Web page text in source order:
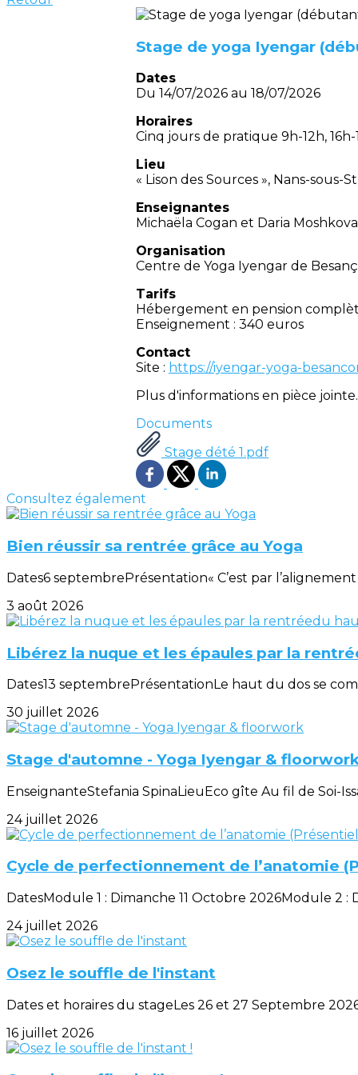
Stage de yoga Iyengar
Dates
Du 14/07/2026 au 18/07/2026
Horaires
Cinq jours de pratique 9h-12h, 16h-
Lieu
« Lison des Sources », Nans-sous-
Enseignantes
Michaëla Cogan et Daria Moshkova
Organisation
Centre de Yoga Iyengar de
Tarifs
Hébergement en pension
Enseignement : 340 euros
Contact
Site : https://iyengar-yoga-
Plus d'informations en pièce jointe.
Documents
Stage dété 1.pdf
Consultez également
Bien réussir sa rentrée grâce au Yoga
Dates6 septembrePrésentation« C’est par
3 août 2026
Libérez la nuque et les épaules par la
Dates13 septembrePrésentationLe haut du dos se
30 juillet 2026
Stage d'automne - Yoga Iyengar &
EnseignanteStefania SpinaLieuEco gîte Au fil de Soi-
24 juillet 2026
Cycle de perfectionnement de l’anatomie
DatesModule 1 : Dimanche 11 Octobre 2026Module 2
24 juillet 2026
Osez le souffle de l'instant
Dates et horaires du stageLes 26 et 27 Septembre
16 juillet 2026